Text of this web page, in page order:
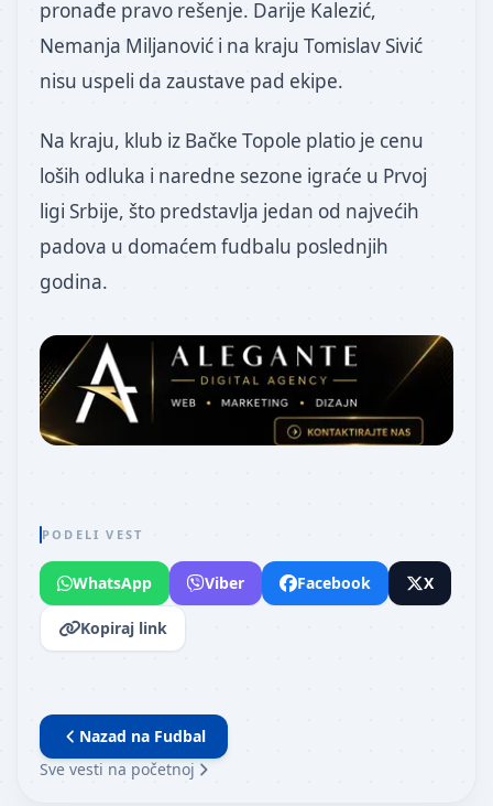
pronađe pravo rešenje. Darije Kalezić,
Nemanja Miljanović i na kraju Tomislav Sivić
nisu uspeli da zaustave pad ekipe.
Na kraju, klub iz Bačke Topole platio je cenu
loših odluka i naredne sezone igraće u Prvoj
ligi Srbije, što predstavlja jedan od najvećih
padova u domaćem fudbalu poslednjih
godina.
PODELI VEST
WhatsApp Viber Facebook X
Kopiraj link
Nazad na Fudbal
Sve vesti na početnoj